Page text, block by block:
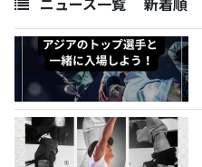
ニュース一覧 新着順